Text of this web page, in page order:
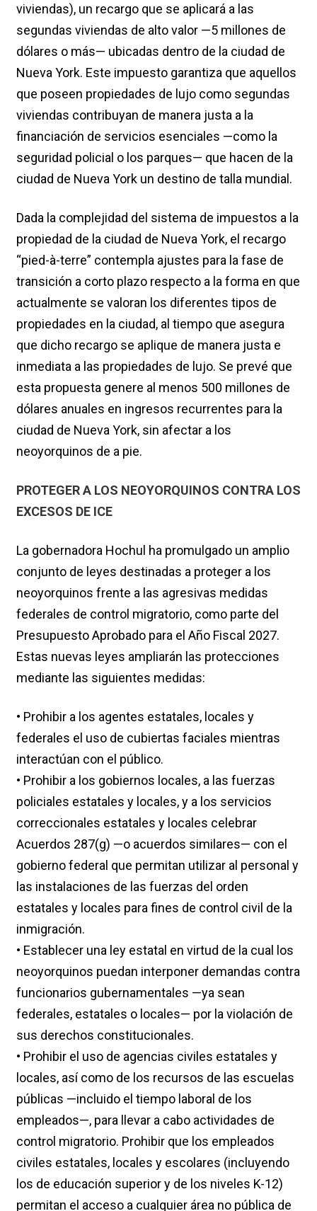
viviendas), un recargo que se aplicará a las
segundas viviendas de alto valor —5 millones de
dólares o más— ubicadas dentro de la ciudad de
Nueva York. Este impuesto garantiza que aquellos
que poseen propiedades de lujo como segundas
viviendas contribuyan de manera justa a la
financiación de servicios esenciales —como la
seguridad policial o los parques— que hacen de la
ciudad de Nueva York un destino de talla mundial.
Dada la complejidad del sistema de impuestos a la
propiedad de la ciudad de Nueva York, el recargo
“pied-à-terre” contempla ajustes para la fase de
transición a corto plazo respecto a la forma en que
actualmente se valoran los diferentes tipos de
propiedades en la ciudad, al tiempo que asegura
que dicho recargo se aplique de manera justa e
inmediata a las propiedades de lujo. Se prevé que
esta propuesta genere al menos 500 millones de
dólares anuales en ingresos recurrentes para la
ciudad de Nueva York, sin afectar a los
neoyorquinos de a pie.
PROTEGER A LOS NEOYORQUINOS CONTRA LOS
EXCESOS DE ICE
La gobernadora Hochul ha promulgado un amplio
conjunto de leyes destinadas a proteger a los
neoyorquinos frente a las agresivas medidas
federales de control migratorio, como parte del
Presupuesto Aprobado para el Año Fiscal 2027.
Estas nuevas leyes ampliarán las protecciones
mediante las siguientes medidas:
• Prohibir a los agentes estatales, locales y
federales el uso de cubiertas faciales mientras
interactúan con el público.
• Prohibir a los gobiernos locales, a las fuerzas
policiales estatales y locales, y a los servicios
correccionales estatales y locales celebrar
Acuerdos 287(g) —o acuerdos similares— con el
gobierno federal que permitan utilizar al personal y
las instalaciones de las fuerzas del orden
estatales y locales para fines de control civil de la
inmigración.
• Establecer una ley estatal en virtud de la cual los
neoyorquinos puedan interponer demandas contra
funcionarios gubernamentales —ya sean
federales, estatales o locales— por la violación de
sus derechos constitucionales.
• Prohibir el uso de agencias civiles estatales y
locales, así como de los recursos de las escuelas
públicas —incluido el tiempo laboral de los
empleados—, para llevar a cabo actividades de
control migratorio. Prohibir que los empleados
civiles estatales, locales y escolares (incluyendo
los de educación superior y de los niveles K-12)
permitan el acceso a cualquier área no pública de